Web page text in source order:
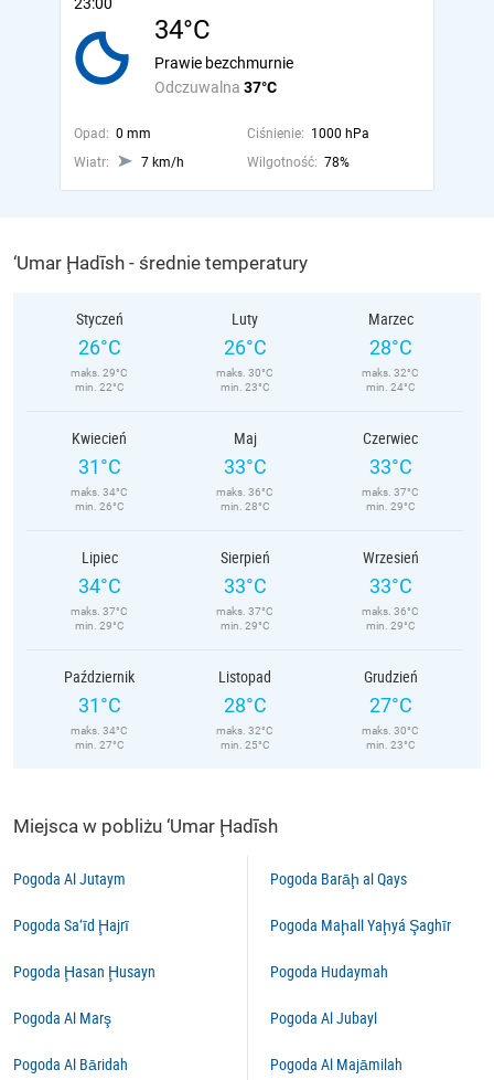
34°C
Odczuwalna 37°C
Prawie bezchmurnie
Opad: 0 mm Ciśnienie: 1000 hPa
Wiatr:
7 km/h Wilgotność: 78%
‘Umar Ḩadīsh - średnie temperatury
Styczeń
26°C
maks. 29°C
min. 22°C
Luty
26°C
maks. 30°C
min. 23°C
Marzec
28°C
maks. 32°C
min. 24°C
Kwiecień
31°C
maks. 34°C
min. 26°C
Maj
33°C
maks. 36°C
min. 28°C
Czerwiec
33°C
maks. 37°C
min. 29°C
Lipiec
34°C
maks. 37°C
min. 29°C
Sierpień
33°C
maks. 37°C
min. 29°C
Wrzesień
33°C
maks. 36°C
min. 29°C
Październik
31°C
maks. 34°C
min. 27°C
Listopad
28°C
maks. 32°C
min. 25°C
Grudzień
27°C
maks. 30°C
min. 23°C
Miejsca w pobliżu ‘Umar Ḩadīsh
Pogoda Al Jutaym
Pogoda Sa‘īd Ḩajrī
Pogoda Ḩasan Ḩusayn
Pogoda Al Marş
Pogoda Al Bāridah
Pogoda Barāḩ al Qays
Pogoda Maḩall Yaḩyá Şaghīr
Pogoda Hudaymah
Pogoda Al Jubayl
Pogoda Al Majāmilah